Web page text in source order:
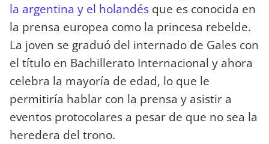
la argentina y el holandés que es conocida en
la prensa europea como la princesa rebelde.
La joven se graduó del internado de Gales con
el título en Bachillerato Internacional y ahora
celebra la mayoría de edad, lo que le
permitiría hablar con la prensa y asistir a
eventos protocolares a pesar de que no sea la
heredera del trono.